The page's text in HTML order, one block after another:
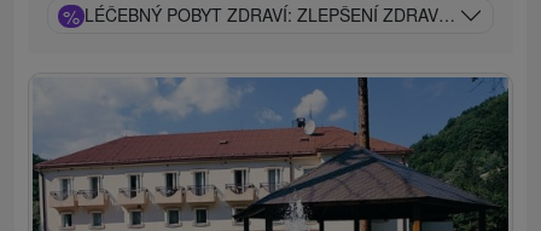
% LÉČEBNÝ POBYT ZDRAVÍ: ZLEPŠENÍ ZDRAVOTNÍHO